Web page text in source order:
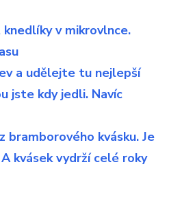
v mikrovlnce.
a udělejte tu nejlepší
jste kdy jedli. Navíc
bramborového kvásku. Je
kvásek vydrží celé roky